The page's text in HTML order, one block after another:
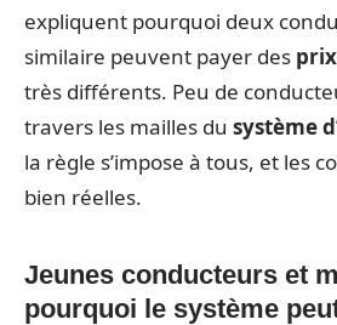
expliquent pourquoi deux
similaire peuvent payer des
très différents. Peu de
travers les mailles du système
la règle s’impose à tous, et les
bien réelles.
Jeunes conducteurs et
pourquoi le système